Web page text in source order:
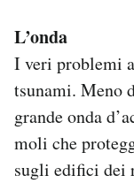
L’onda
I veri problemi
tsunami. Meno
grande onda
moli che
sugli edifici dei